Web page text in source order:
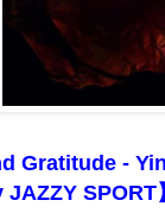
Gratitude -
SPORT